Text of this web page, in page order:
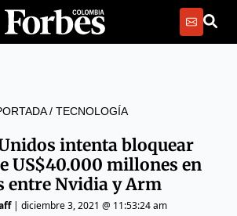
/ TECNOLOGÍA
intenta bloquear
US$40.000 millones en
entre Nvidia y Arm
| diciembre 3, 2021 @ 11:53:24 am